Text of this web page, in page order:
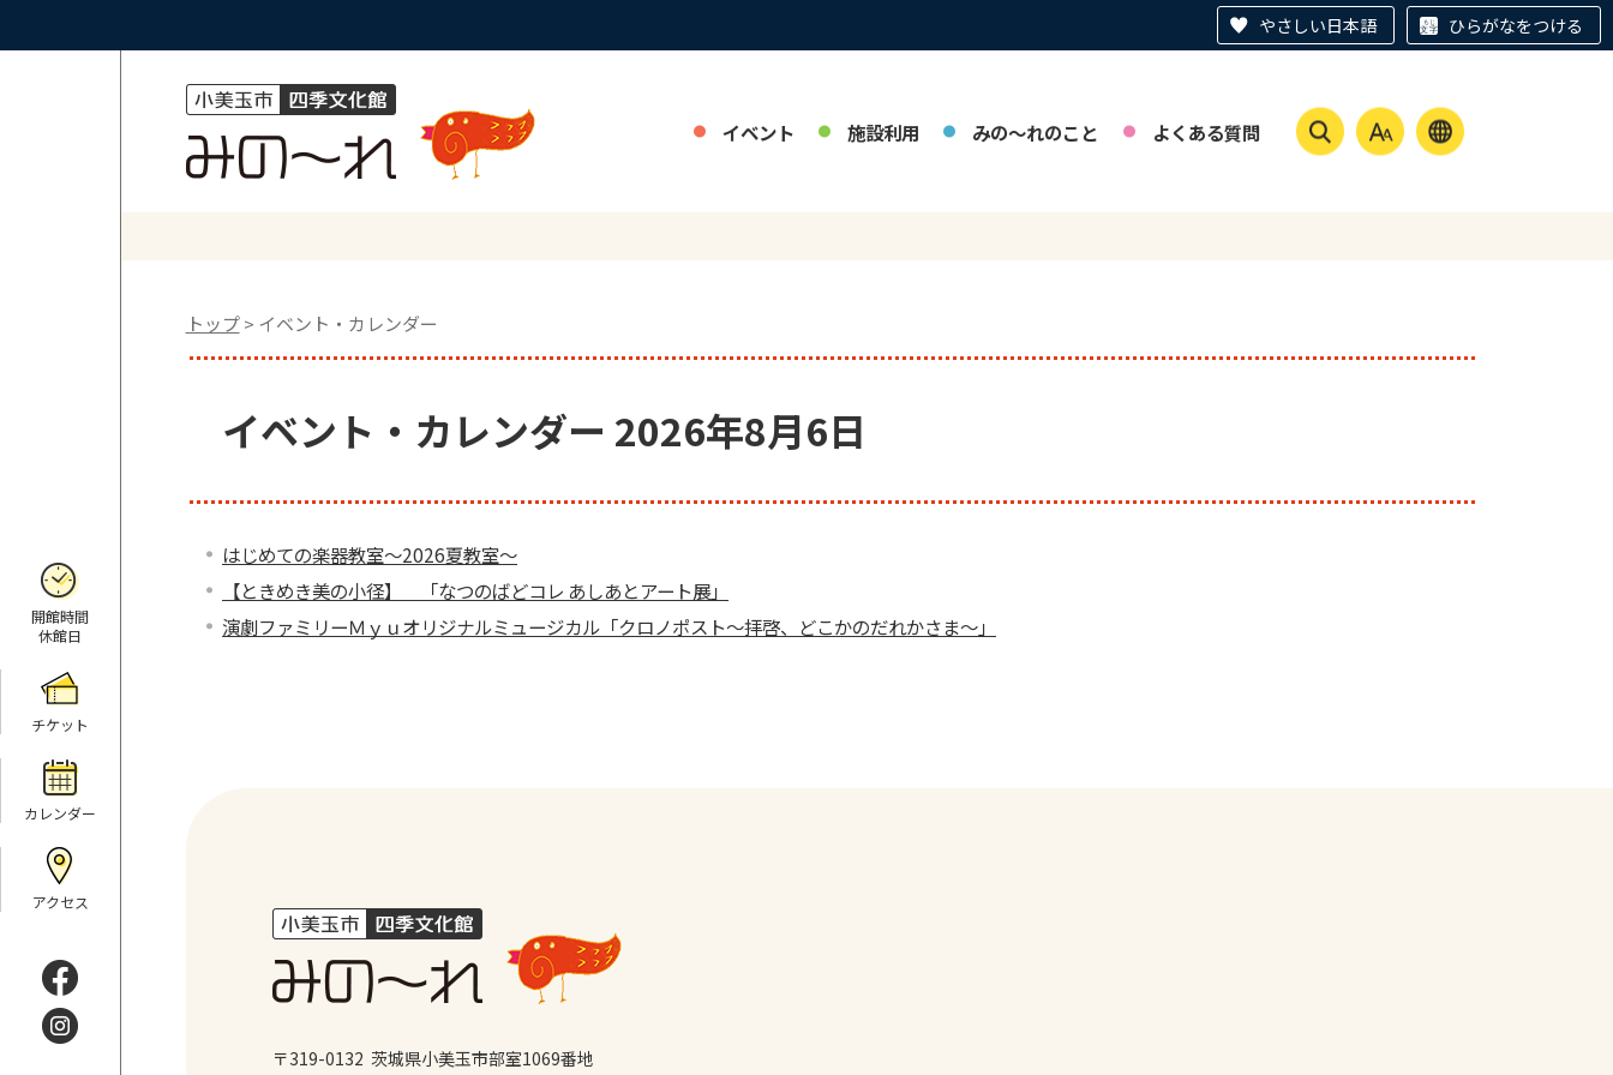
やさしい日本語 ひらがなをつける
イベント 施設利用 みの～れのこと よくある質問
開館時間
休館日
チケット
カレンダー
アクセス
トップ> イベント・カレンダー
イベント・カレンダー 2026年8月6日
はじめての楽器教室～2026夏教室～
【ときめき美の小径】 「なつのばどコレ あしあとアート展」
演劇ファミリーＭｙｕオリジナルミュージカル「クロノポスト～拝啓、どこかのだれかさま～」
〒319-0132 茨城県小美玉市部室1069番地